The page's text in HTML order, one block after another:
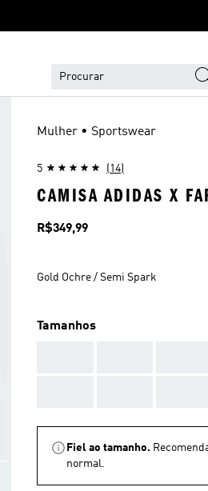
Mulher • Sportswear
5 (14)
CAMISA ADIDAS X
Preço
R$349,99
Gold Ochre / Semi Spark
Tamanhos
Fiel ao tamanho.
normal.